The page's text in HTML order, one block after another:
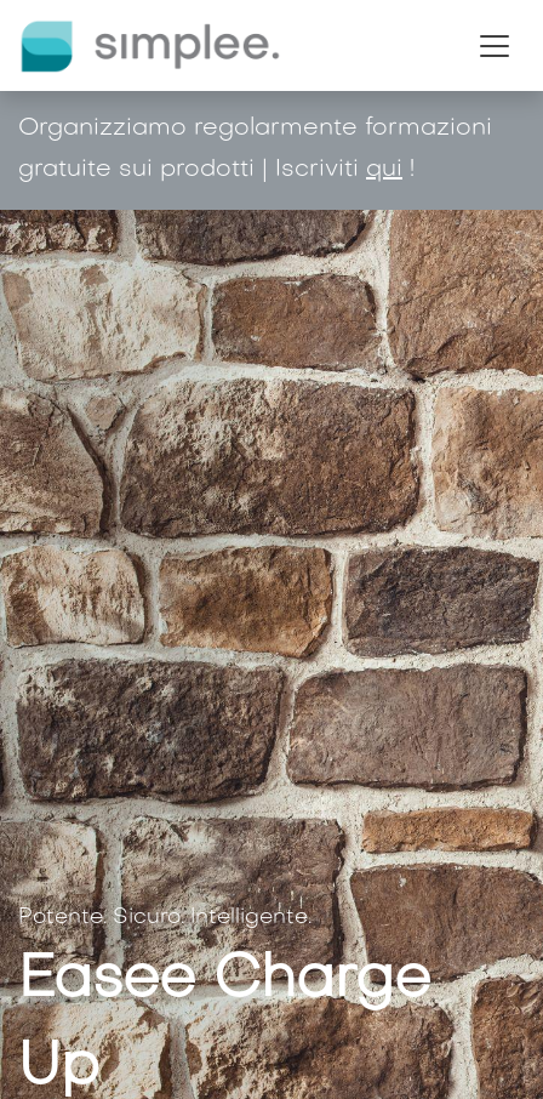
Organizziamo regolarmente formazioni
gratuite sui prodotti | Iscriviti qui !
Potente. Sicuro. Intelligente.
Easee Charge
Up